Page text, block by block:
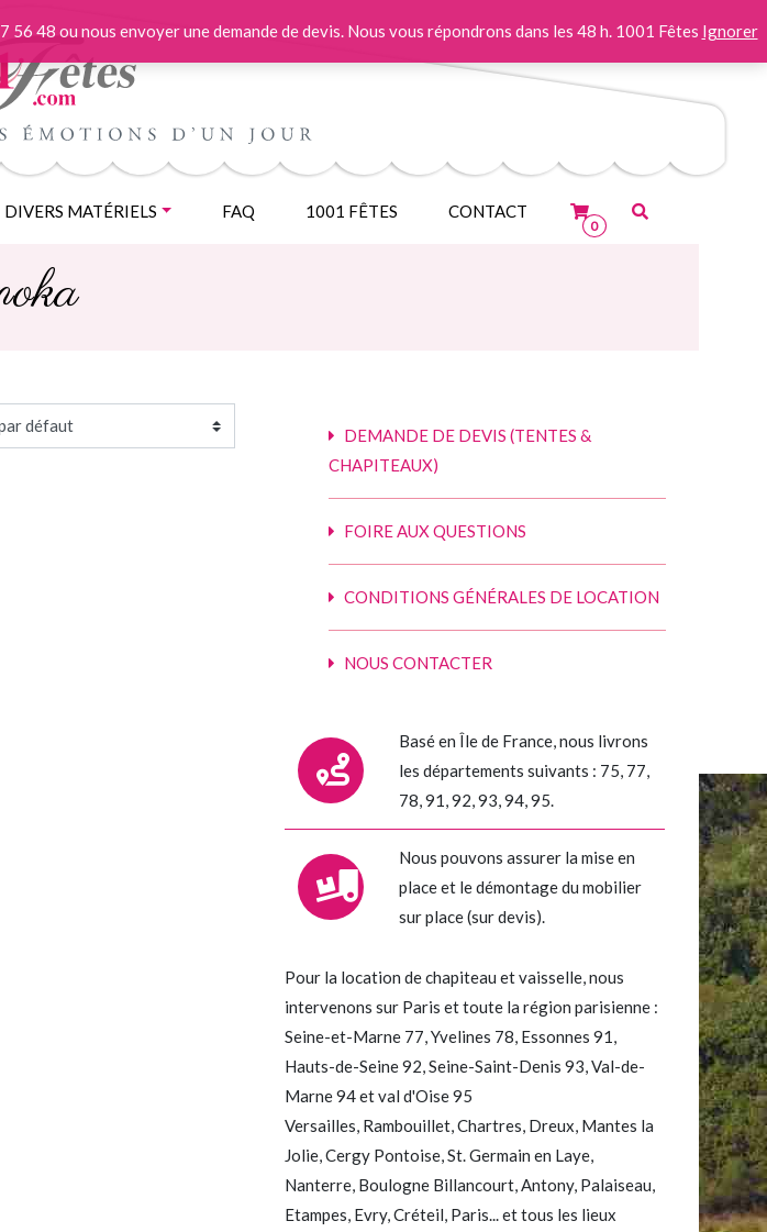
DIVERS MATÉRIELS FAQ 1001 FÊTES CONTACT
0
DEMANDE DE DEVIS (TENTES &
CHAPITEAUX)
FOIRE AUX QUESTIONS
CONDITIONS GÉNÉRALES DE LOCATION
NOUS CONTACTER
Basé en Île de France, nous livrons
les départements suivants : 75, 77,
78, 91, 92, 93, 94, 95.
Nous pouvons assurer la mise en
place et le démontage du mobilier
sur place (sur devis).
Pour la location de chapiteau et vaisselle, nous
intervenons sur Paris et toute la région parisienne :
Seine-et-Marne 77, Yvelines 78, Essonnes 91,
Hauts-de-Seine 92, Seine-Saint-Denis 93, Val-de-
Marne 94 et val d'Oise 95
Versailles, Rambouillet, Chartres, Dreux, Mantes la
Jolie, Cergy Pontoise, St. Germain en Laye,
Nanterre, Boulogne Billancourt, Antony, Palaiseau,
Etampes, Evry, Créteil, Paris... et tous les lieux
48 ou nous envoyer une demande de devis. Nous vous répondrons dans les 48 h. 1001 Fêtes Ignorer